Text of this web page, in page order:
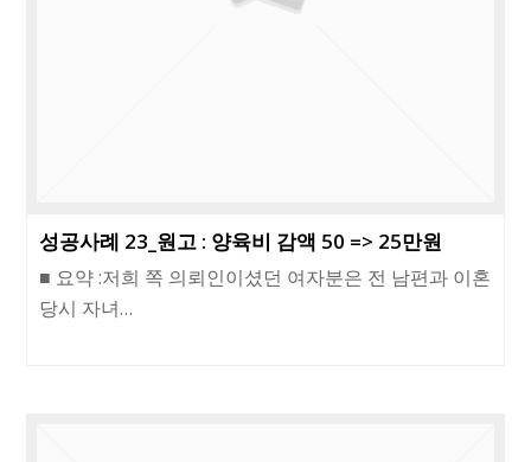
성공사례 23_원고 : 양육비 감액 50 => 25만원
■ 요약 :저희 쪽 의뢰인이셨던 여자분은 전 남편과 이혼
당시 자녀…